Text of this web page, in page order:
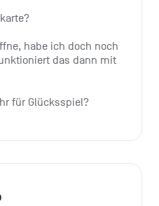
habe ich doch noch
das dann mit
für Glücksspiel?